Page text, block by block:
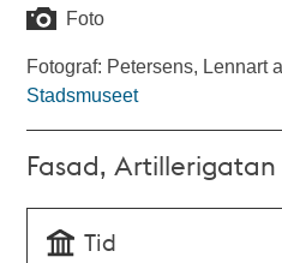
Foto
Fotograf: Petersens, Lennart
Stadsmuseet
Fasad,
Tid